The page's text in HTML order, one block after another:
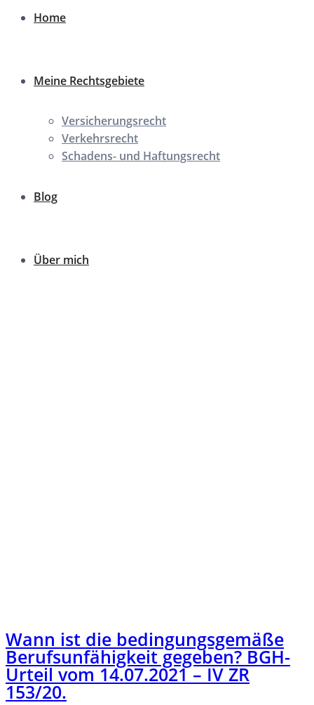
Home
Meine Rechtsgebiete
Versicherungsrecht
Verkehrsrecht
Schadens- und Haftungsrecht
Blog
Über mich
Wann ist die bedingungsgemäße
Berufsunfähigkeit gegeben? BGH-
Urteil vom 14.07.2021 – IV ZR
153/20.